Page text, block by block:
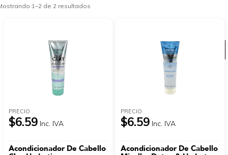
Ver categorías
1–2 de 2 resultados
PRECIO
$6.59 Inc. IVA
Acondicionador De Cabello
PRECIO
$6.59 Inc. IVA
Acondicionador De Cabello